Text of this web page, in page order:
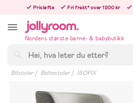
innehållet
Prisløfte Fri frakt* over 1200 kr
Nordens største barne- & babybutikk
Bilstoler Beltestoler ISOFIX